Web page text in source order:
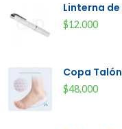
Linterna
$12.000
Copa
$48.000